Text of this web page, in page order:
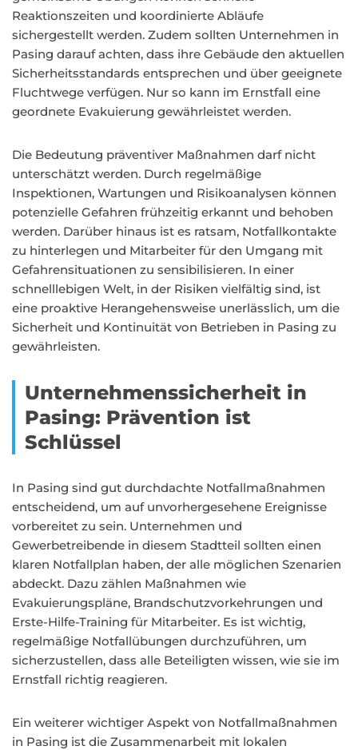
Reaktionszeiten und koordinierte Abläufe
sichergestellt werden. Zudem sollten Unternehmen in
Pasing darauf achten, dass ihre Gebäude den aktuellen
Sicherheitsstandards entsprechen und über geeignete
Fluchtwege verfügen. Nur so kann im Ernstfall eine
geordnete Evakuierung gewährleistet werden.
Die Bedeutung präventiver Maßnahmen darf nicht
unterschätzt werden. Durch regelmäßige
Inspektionen, Wartungen und Risikoanalysen können
potenzielle Gefahren frühzeitig erkannt und behoben
werden. Darüber hinaus ist es ratsam, Notfallkontakte
zu hinterlegen und Mitarbeiter für den Umgang mit
Gefahrensituationen zu sensibilisieren. In einer
schnelllebigen Welt, in der Risiken vielfältig sind, ist
eine proaktive Herangehensweise unerlässlich, um die
Sicherheit und Kontinuität von Betrieben in Pasing zu
gewährleisten.
Unternehmenssicherheit in
Pasing: Prävention ist
Schlüssel
In Pasing sind gut durchdachte Notfallmaßnahmen
entscheidend, um auf unvorhergesehene Ereignisse
vorbereitet zu sein. Unternehmen und
Gewerbetreibende in diesem Stadtteil sollten einen
klaren Notfallplan haben, der alle möglichen Szenarien
abdeckt. Dazu zählen Maßnahmen wie
Evakuierungspläne, Brandschutzvorkehrungen und
Erste-Hilfe-Training für Mitarbeiter. Es ist wichtig,
regelmäßige Notfallübungen durchzuführen, um
sicherzustellen, dass alle Beteiligten wissen, wie sie im
Ernstfall richtig reagieren.
Ein weiterer wichtiger Aspekt von Notfallmaßnahmen
in Pasing ist die Zusammenarbeit mit lokalen